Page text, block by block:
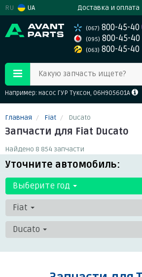
RU UA Доставка и оплата
(067) 800-45-40
(095) 800-45-40
(063) 800-45-40
Какую запчасть ищете?
Например: насос ГУР Туксон, 06H905601A
Главная Fiat Ducato
Запчасти для Fiat Ducato
Найдено 8 854 запчасти
Уточните автомобиль:
Выберите год
Fiat
Ducato